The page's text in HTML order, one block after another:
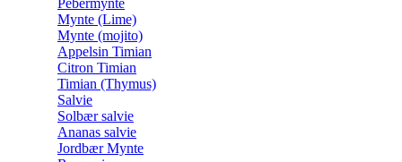
Pebermynte
Mynte (Lime)
Mynte (mojito)
Appelsin Timian
Citron Timian
Timian (Thymus)
Salvie
Solbær salvie
Ananas salvie
Jordbær Mynte